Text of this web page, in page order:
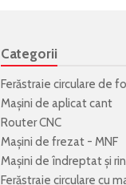
Categorii
Ferăstraie circulare de
Mașini de aplicat cant
Router CNC
Mașini de frezat - MNF
Mașini de îndreptat și
Ferăstraie circulare cu